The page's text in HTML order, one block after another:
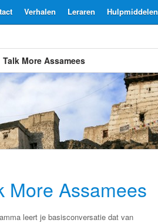
Hulpmiddelen
Leraren
Verhalen
Talk More Assamees
More Assamees
leert je basisconversatie dat van